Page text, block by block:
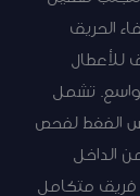
إطفاء الحريق
للأعطال
واسع. تشمل
الضغط لفحص
الداخل
فريق متكامل